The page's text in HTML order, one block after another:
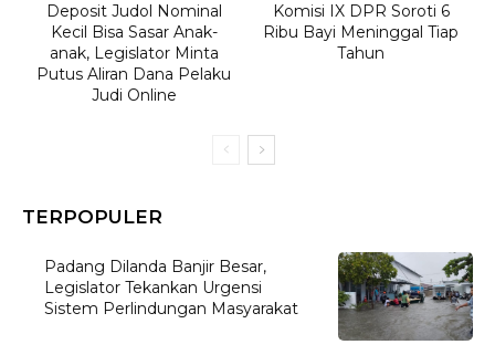
Deposit Judol Nominal
Kecil Bisa Sasar Anak-
anak, Legislator Minta
Putus Aliran Dana Pelaku
Judi Online
Komisi IX DPR Soroti 6
Ribu Bayi Meninggal Tiap
Tahun
TERPOPULER
Padang Dilanda Banjir Besar,
Legislator Tekankan Urgensi
Sistem Perlindungan Masyarakat